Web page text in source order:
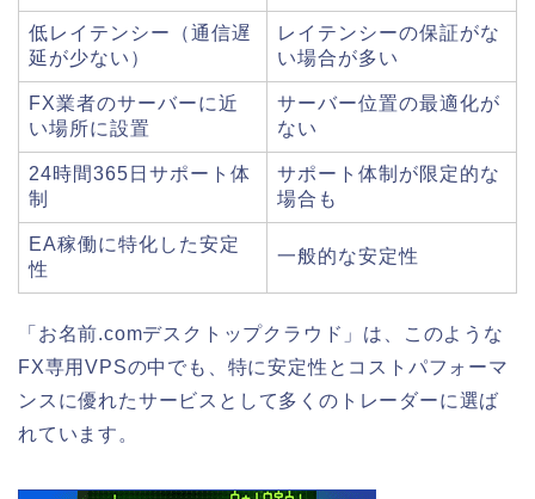
低レイテンシー（通信遅
延が少ない）
レイテンシーの保証がな
い場合が多い
FX業者のサーバーに近
い場所に設置
サーバー位置の最適化が
ない
24時間365日サポート体
制
サポート体制が限定的な
場合も
EA稼働に特化した安定
性
一般的な安定性
「お名前.comデスクトップクラウド」は、このような
FX専用VPSの中でも、特に安定性とコストパフォーマ
ンスに優れたサービスとして多くのトレーダーに選ば
れています。